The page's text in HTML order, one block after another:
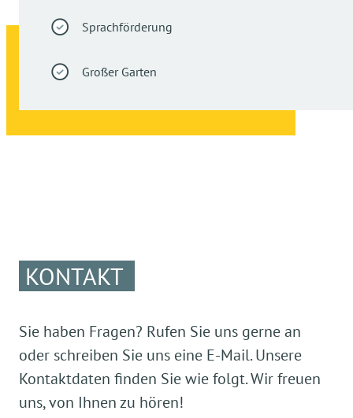
Sprachförderung
Großer Garten
KONTAKT
Sie haben Fragen? Rufen Sie uns gerne an
oder schreiben Sie uns eine E-Mail. Unsere
Kontaktdaten finden Sie wie folgt. Wir freuen
uns, von Ihnen zu hören!